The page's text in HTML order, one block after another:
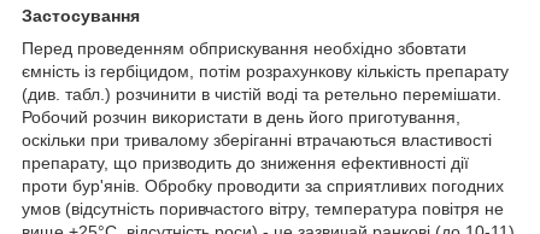
Застосування
Перед проведенням обприскування необхідно збовтати
ємність із гербіцидом, потім розрахункову кількість препарату
(див. табл.) розчинити в чистій воді та ретельно перемішати.
Робочий розчин використати в день його приготування,
оскільки при тривалому зберіганні втрачаються властивості
препарату, що призводить до зниження ефективності дії
проти бур'янів. Обробку проводити за сприятливих погодних
умов (відсутність поривчастого вітру, температура повітря не